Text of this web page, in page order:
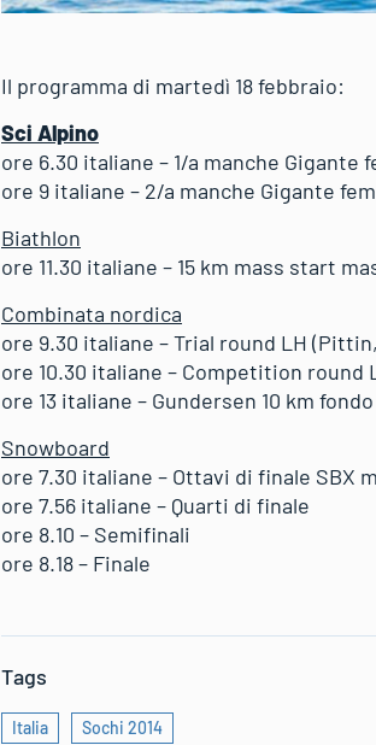
Il programma di martedì 18 febbraio:
Sci Alpino
ore 6.30 italiane – 1/a manche
ore 9 italiane – 2/a manche Gigante
Biathlon
ore 11.30 italiane – 15 km mass start
Combinata nordica
ore 9.30 italiane – Trial round LH
ore 10.30 italiane – Competition round
ore 13 italiane – Gundersen 10 km fondo
Snowboard
ore 7.30 italiane – Ottavi di finale
ore 7.56 italiane – Quarti di finale
ore 8.10 – Semifinali
ore 8.18 – Finale
Tags
Italia Sochi 2014